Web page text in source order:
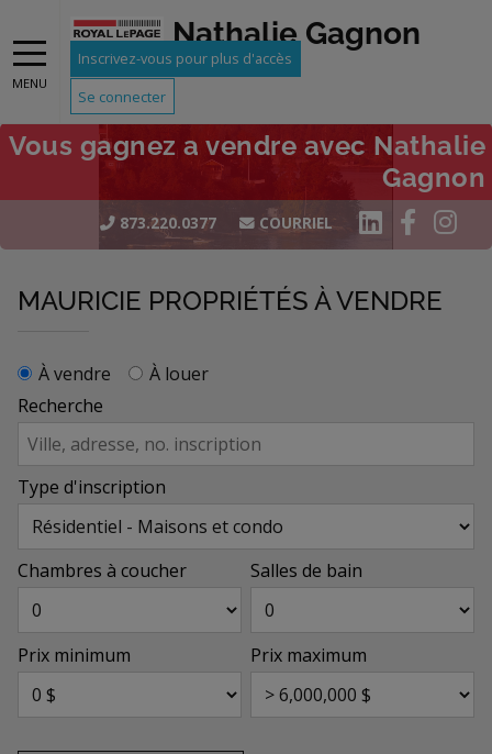
MENU
Nathalie Gagnon
Inscrivez-vous pour plus d'accès
Se connecter
Vous gagnez a vendre avec Nathalie
Gagnon
873.220.0377 COURRIEL
MAURICIE PROPRIÉTÉS À VENDRE
À vendre
À louer
Recherche
Type d'inscription
Chambres à coucher Salles de bain
Prix minimum Prix maximum